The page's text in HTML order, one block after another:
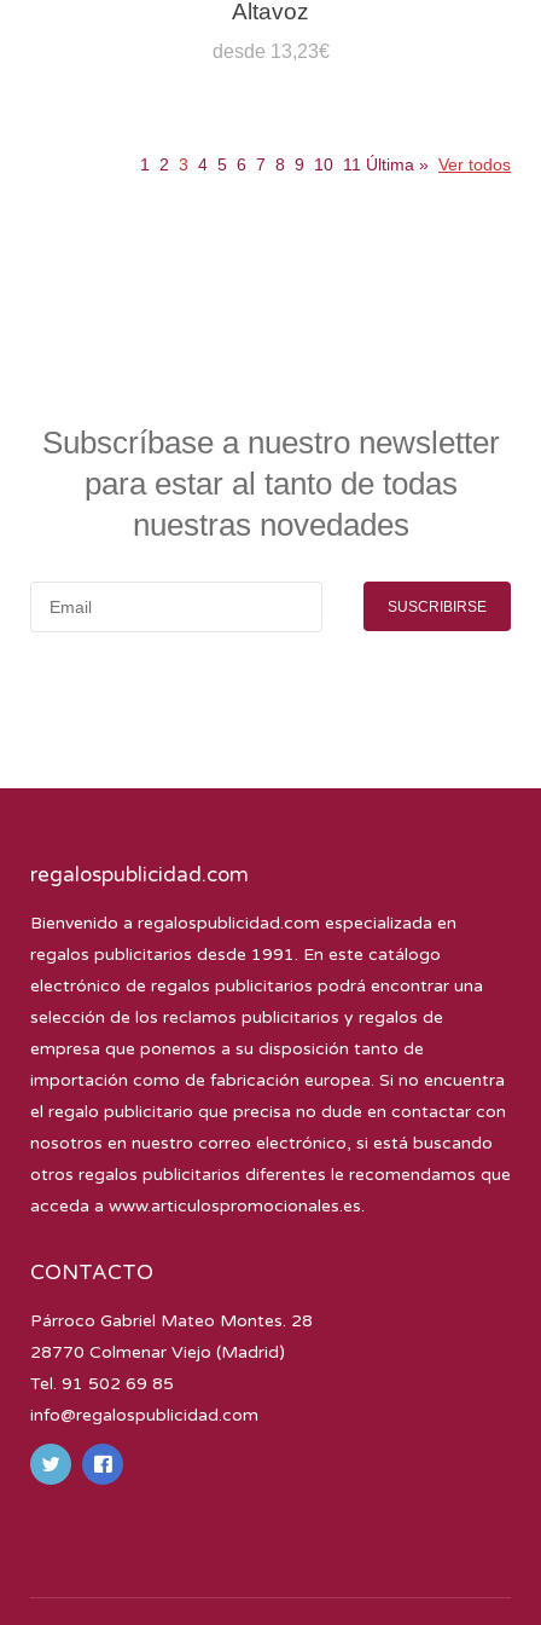
Altavoz
desde 13,23€
1 2 3 4 5 6 7 8 9 10 11 Última » Ver todos
Subscríbase a nuestro newsletter
para estar al tanto de todas
nuestras novedades
SUSCRIBIRSE
regalospublicidad.com
Bienvenido a regalospublicidad.com especializada en
regalos publicitarios desde 1991. En este catálogo
electrónico de regalos publicitarios podrá encontrar una
selección de los reclamos publicitarios y regalos de
empresa que ponemos a su disposición tanto de
importación como de fabricación europea. Si no encuentra
el regalo publicitario que precisa no dude en contactar con
nosotros en nuestro correo electrónico, si está buscando
otros regalos publicitarios diferentes le recomendamos que
acceda a www.articulospromocionales.es.
CONTACTO
Párroco Gabriel Mateo Montes. 28
28770 Colmenar Viejo (Madrid)
Tel. 91 502 69 85
info@regalospublicidad.com